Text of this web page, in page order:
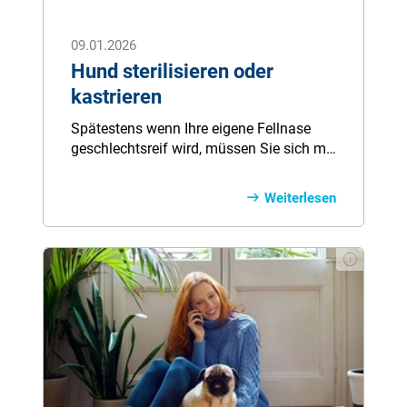
09.01.2026
Hund sterilisieren oder
kastrieren
Spätestens wenn Ihre eigene Fellnase
geschlechtsreif wird, müssen Sie sich mit
auseinandersetzen. Da es zahlreiche
unterschiedliche Meinungen und
Empfehlungen zu diesem Thema gibt,
sind Hundebesitzer oft mit der
Entscheidung überfordert. In diesem
Ratgeber geben wir Ihnen wichtige
Informationen zur Kastration und
Sterilisation beim Hund an die Hand, um
Ihnen bei der Entscheidungsfindung zu
helfen.
Weiterlesen